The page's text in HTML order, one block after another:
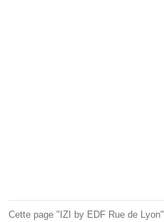
Cette page "IZI by EDF Rue de